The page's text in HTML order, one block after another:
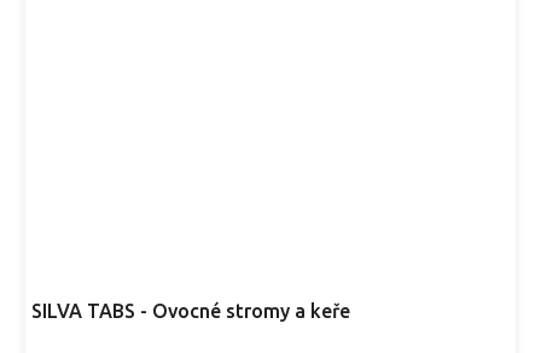
SILVA TABS - Ovocné stromy a keře